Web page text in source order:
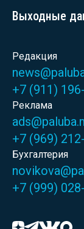
Выходные
Редакция
+7 (911)
Реклама
+7 (969)
Бухгалтерия
+7 (999)